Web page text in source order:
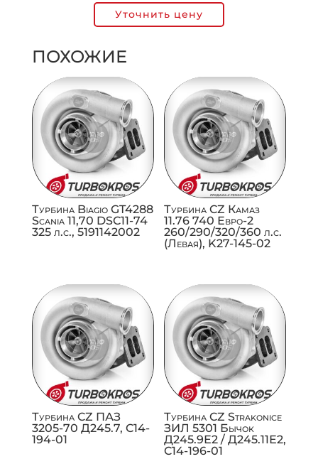
Уточнить цену
ПОХОЖИЕ
Турбина Biagio GT4288
Scania 11,70 DSC11-74
325 л.с., 5191142002
Турбина CZ Камаз
11.76 740 Евро-2
260/290/320/360 л.с.
(Левая), K27-145-02
Турбина CZ ПАЗ
3205-70 Д245.7, C14-
194-01
Турбина CZ Strakonice
ЗИЛ 5301 Бычок
Д245.9Е2 / Д245.11Е2,
C14-196-01